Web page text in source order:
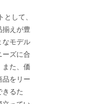
として、
揃えが豊
なモデル
ーズに合
また、価
品をリー
きるた